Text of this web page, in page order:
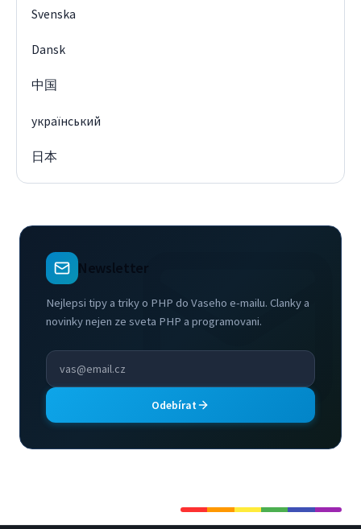
Svenska
Dansk
中国
український
日本
Newsletter
Nejlepsi tipy a triky o PHP do Vaseho e-mailu. Clanky a
novinky nejen ze sveta PHP a programovani.
Odebírat